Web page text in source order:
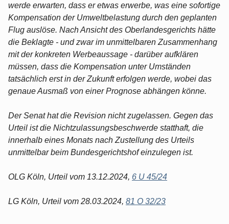
werde erwarten, dass er etwas erwerbe, was eine sofortige
Kompensation der Umweltbelastung durch den geplanten
Flug auslöse. Nach Ansicht des Oberlandesgerichts hätte
die Beklagte - und zwar im unmittelbaren Zusammenhang
mit der konkreten Werbeaussage - darüber aufklären
müssen, dass die Kompensation unter Umständen
tatsächlich erst in der Zukunft erfolgen werde, wobei das
genaue Ausmaß von einer Prognose abhängen könne.
Der Senat hat die Revision nicht zugelassen. Gegen das
Urteil ist die Nichtzulassungsbeschwerde statthaft, die
innerhalb eines Monats nach Zustellung des Urteils
unmittelbar beim Bundesgerichtshof einzulegen ist.
OLG Köln, Urteil vom 13.12.2024, 6 U 45/24
LG Köln, Urteil vom 28.03.2024, 81 O 32/23